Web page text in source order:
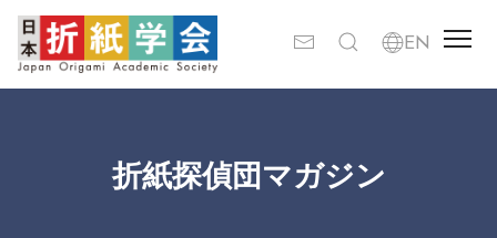
折紙探偵団マガジン